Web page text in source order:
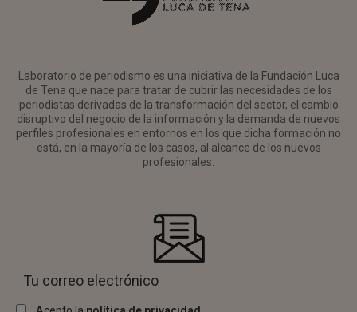
Laboratorio de periodismo es una iniciativa de la Fundación Luca
de Tena que nace para tratar de cubrir las necesidades de los
periodistas derivadas de la transformación del sector, el cambio
disruptivo del negocio de la información y la demanda de nuevos
perfiles profesionales en entornos en los que dicha formación no
está, en la mayoría de los casos, al alcance de los nuevos
profesionales.